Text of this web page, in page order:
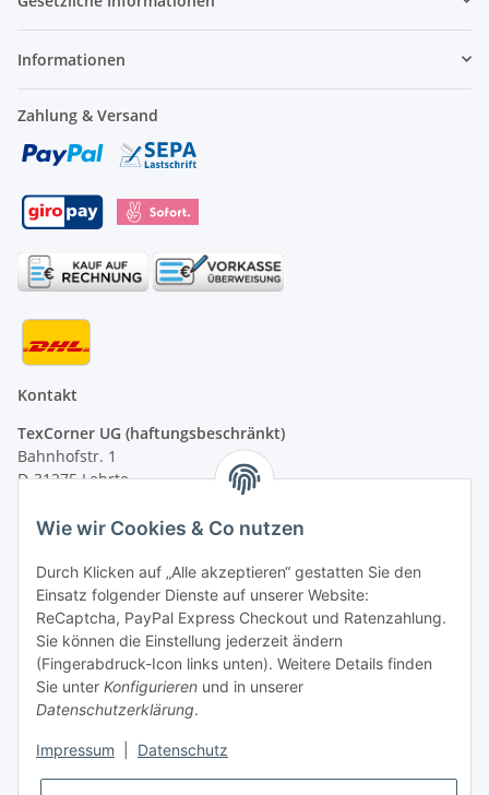
Informationen
Zahlung & Versand
Kontakt
TexCorner UG (haftungsbeschränkt)
Bahnhofstr. 1
D-31275 Lehrte
Montag - Freitag
von 09:00 - 13:00 Uhr
telefonisch erreichbar
Tel: +49 (0) 5132 8230689
Fax: +49 (0) 5132 8230693
E-Mail:mail@signalweste.net
Wie wir Cookies & Co nutzen
Durch Klicken auf „Alle akzeptieren“ gestatten Sie den
Einsatz folgender Dienste auf unserer Website:
ReCaptcha, PayPal Express Checkout und Ratenzahlung.
Sie können die Einstellung jederzeit ändern
(Fingerabdruck-Icon links unten). Weitere Details finden
Sie unter Konfigurieren und in unserer
Datenschutzerklärung.
Impressum Datenschutz